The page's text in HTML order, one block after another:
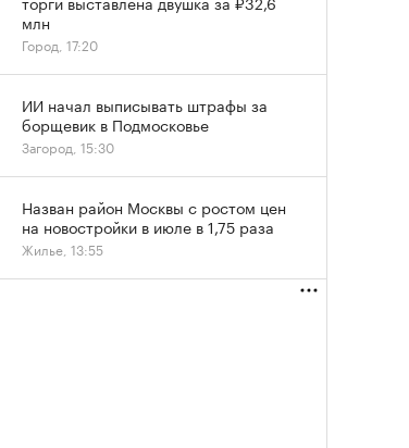
млн
Город, 17:20
ИИ начал выписывать штрафы за
борщевик в Подмосковье
Загород, 15:30
Назван район Москвы с ростом цен
на новостройки в июле в 1,75 раза
Жилье, 13:55